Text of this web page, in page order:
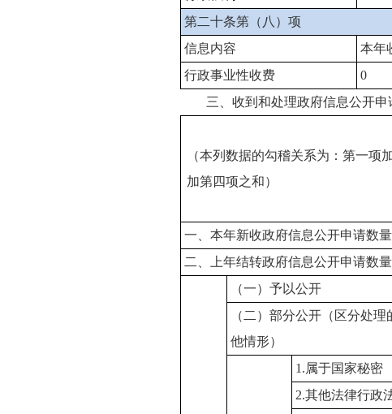
第二十条第（八）项
信息内容
本年
行政事业性收费
0
三、收到和处理政府信息公开申
（本列数据的勾稽关系为：第一项
加第四项之和）
一、本年新收政府信息公开申请数量
二、上年结转政府信息公开申请数量
（一）予以公开
（二）部分公开（区分处
他情形）
1.属于国家秘密
2.其他法律行政